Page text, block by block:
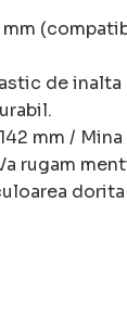
mm
de inalta
mm / Mina
rugam